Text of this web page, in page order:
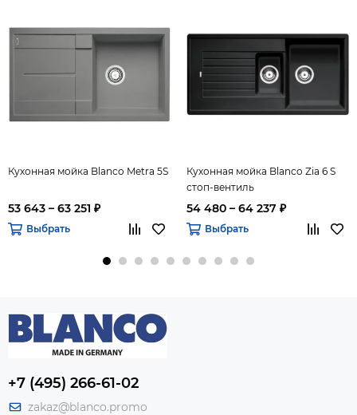
Кухонная мойка Blanco Metra 5S
53 643 – 63 251 ₽
Выбрать
Кухонная мойка Blanco Zia 6 S
стоп-вентиль
54 480 – 64 237 ₽
Выбрать
+7 (495) 266-61-02
zakaz@blanco.promo